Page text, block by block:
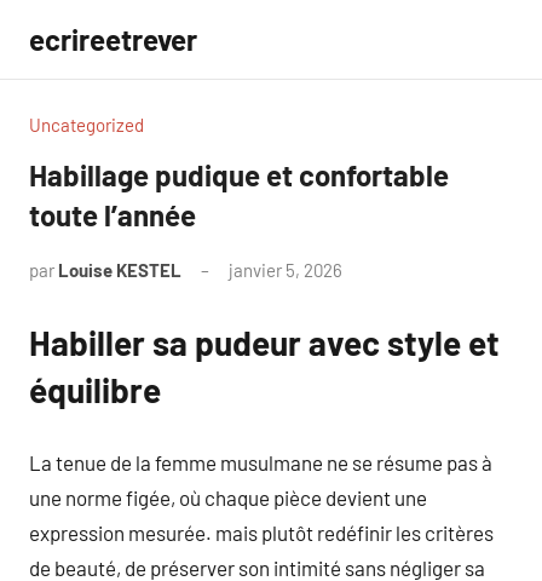
contenu
ecrireetrever
Uncategorized
Habillage pudique et confortable
toute l’année
par Louise KESTEL janvier 5, 2026
Habiller sa pudeur avec style et
équilibre
La tenue de la femme musulmane ne se résume pas à
une norme figée, où chaque pièce devient une
expression mesurée. mais plutôt redéfinir les critères
de beauté, de préserver son intimité sans négliger sa